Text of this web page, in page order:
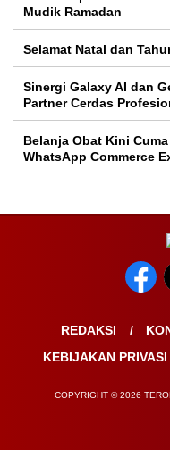
Mudik Ramadan
Selamat Natal dan
Sinergi Galaxy AI dan
Partner Cerdas
Belanja Obat Kini
WhatsApp Commerce
REDAKSI
KEBIJAKAN PRIVASI
COPYRIGHT © 2026